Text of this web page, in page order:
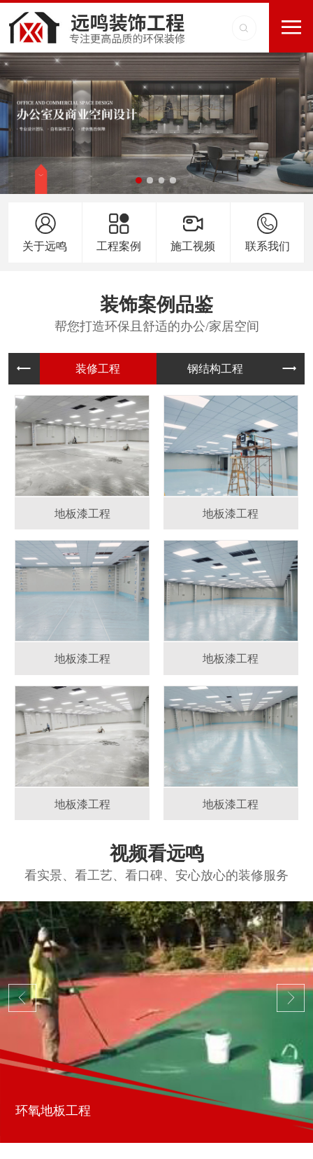
关于远鸣 工程案例 施工视频 联系我们
装饰案例品鉴
帮您打造环保且舒适的办公/家居空间
装修工程 钢结构工
地板漆工程 地板漆工程
地板漆工程 地板漆工程
地板漆工程 地板漆工程
视频看远鸣
看实景、看工艺、看口碑、安心放心的装修服务
环氧地板工程